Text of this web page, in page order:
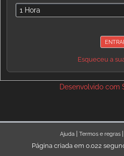
Esqueceu a
Desenvolvido com
Ajuda| Termos e regras|
Página criada em 0.022